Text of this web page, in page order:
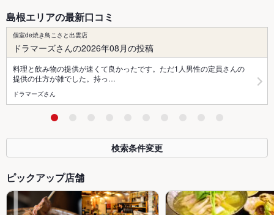
島根エリアの最新口コミ
個室de焼き鳥こさと出雲店
ドラマーズさんの2026年08月の投稿
料理と飲み物の提供が速くて良かったです。ただ1人男性の定員さんの
提供の仕方が雑でした。持っ…
ドラマーズさん
検索条件変更
ピックアップ店舗